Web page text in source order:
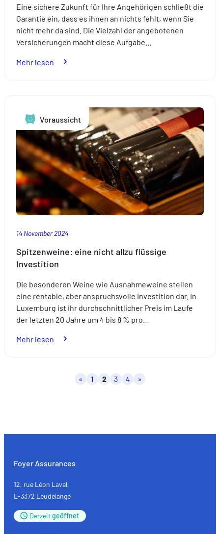
Eine sichere Zukunft für Ihre Angehörigen schließt die
Garantie ein, dass es ihnen an nichts fehlt, wenn Sie
nicht mehr da sind. Die Vielzahl der angebotenen
Versicherungen macht diese Aufgabe…
Mehr lesen
Angehörigen
im
Todesfall
schützen
Voraussicht
14 November 2024
Spitzenweine: eine nicht allzu flüssige
Investition
Die besonderen Weine wie Ausnahmeweine stellen
eine rentable, aber anspruchsvolle Investition dar. In
Luxemburg ist ihr durchschnittlicher Preis im Laufe
der letzten 20 Jahre um 4 bis 8 % pro…
Mehr lesen
Seitennummerierung
« 1 2 3 4 »
Foyer Assurances
12, rue Léon Laval,
L-3372 Leudelange
Derzeitgeöffnet